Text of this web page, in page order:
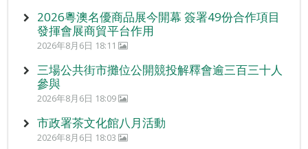
2026粵澳名優商品展今開幕 簽署49份合作項目
發揮會展商貿平台作用
2026年8月6日 18:11
三場公共街市攤位公開競投解釋會逾三百三十人
參與
2026年8月6日 18:09
市政署茶文化館八月活動
2026年8月6日 18:03